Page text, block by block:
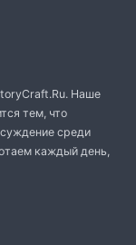
Наше
тем, что
среди
каждый день,